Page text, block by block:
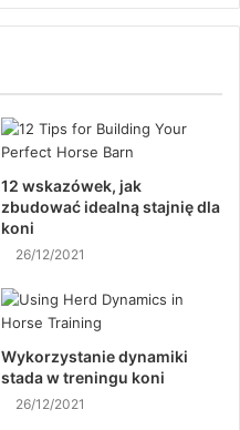
12 wskazówek, jak
zbudować idealną stajnię dla
koni
26/12/2021
Wykorzystanie dynamiki
stada w treningu koni
26/12/2021